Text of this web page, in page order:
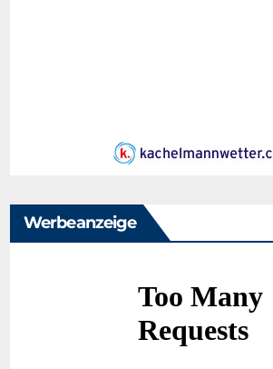
Werbeanzeige